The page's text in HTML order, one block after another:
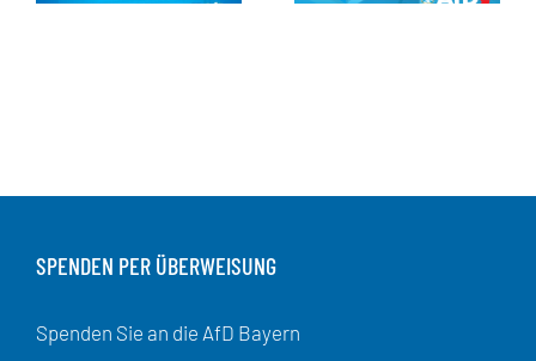
SPENDEN PER ÜBERWEISUNG
Spenden Sie an die AfD Bayern